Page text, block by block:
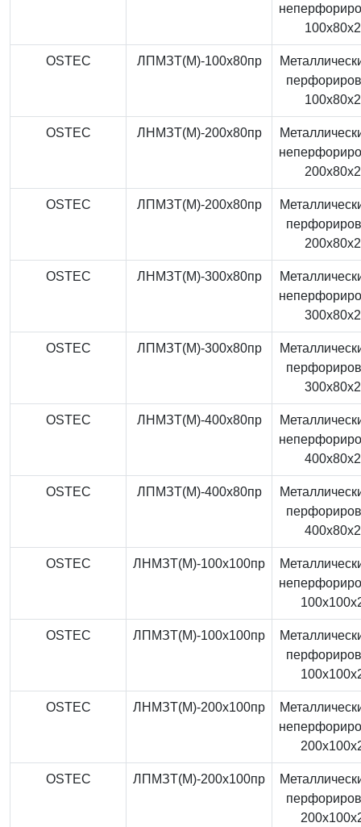
OSTEC ЛПМЗТ(М)-100x80пр
OSTEC ЛНМЗТ(М)-200x80пр
OSTEC ЛПМЗТ(М)-200x80пр
OSTEC ЛНМЗТ(М)-300x80пр
OSTEC ЛПМЗТ(М)-300x80пр
OSTEC ЛНМЗТ(М)-400x80пр
OSTEC ЛПМЗТ(М)-400x80пр
OSTEC ЛНМЗТ(М)-100x100пр
OSTEC ЛПМЗТ(М)-100x100пр
OSTEC ЛНМЗТ(М)-200x100пр
OSTEC ЛПМЗТ(М)-200x100пр